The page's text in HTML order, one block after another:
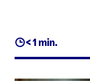
< 1 min.